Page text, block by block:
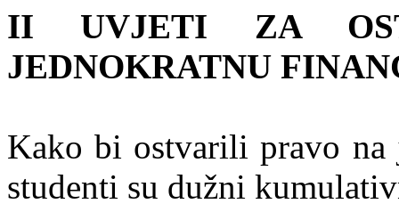
II UVJETI ZA
JEDNOKRATNU
Kako bi ostvarili pravo na
studenti su dužni